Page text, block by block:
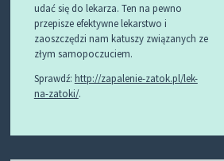
udać się do lekarza. Ten na pewno
przepisze efektywne lekarstwo i
zaoszczędzi nam katuszy związanych ze
złym samopoczuciem.
Sprawdź: http://zapalenie-zatok.pl/lek-
na-zatoki/.